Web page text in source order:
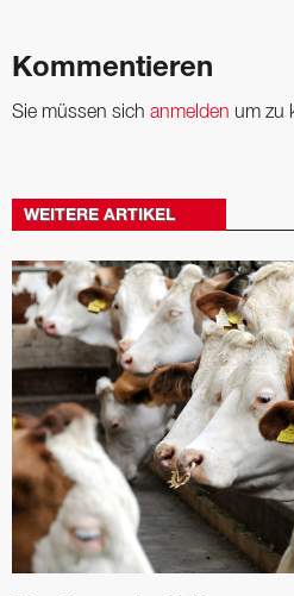
Kommentieren
Sie müssen sich anmelden um zu
WEITERE ARTIKEL